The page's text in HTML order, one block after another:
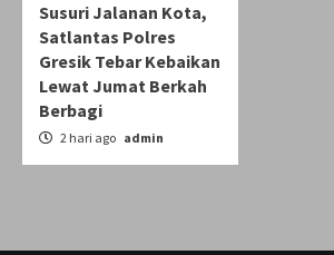
Susuri Jalanan Kota,
Satlantas Polres
Gresik Tebar Kebaikan
Lewat Jumat Berkah
Berbagi
2 hari ago admin